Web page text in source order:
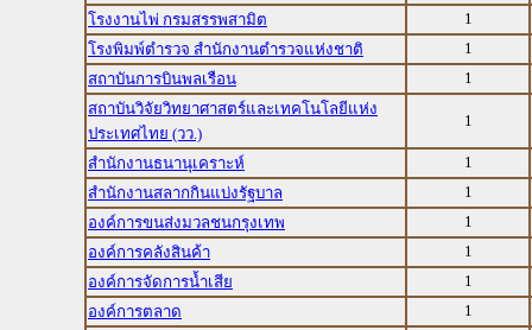
โรงงานไพ่ กรมสรรพสามิต
1
โรงพิมพ์ตำรวจ สำนักงานตำรวจแห่งชาติ
1
สถาบันการบินพลเรือน
1
สถาบันวิจัยวิทยาศาสตร์และเทคโนโลยีแห่ง
ประเทศไทย (วว.)
1
สำนักงานธนานุเคราะห์
1
สำนักงานสลากกินแบ่งรัฐบาล
1
องค์การขนส่งมวลชนกรุงเทพ
1
องค์การคลังสินค้า
1
องค์การจัดการน้ำเสีย
1
องค์การตลาด
1